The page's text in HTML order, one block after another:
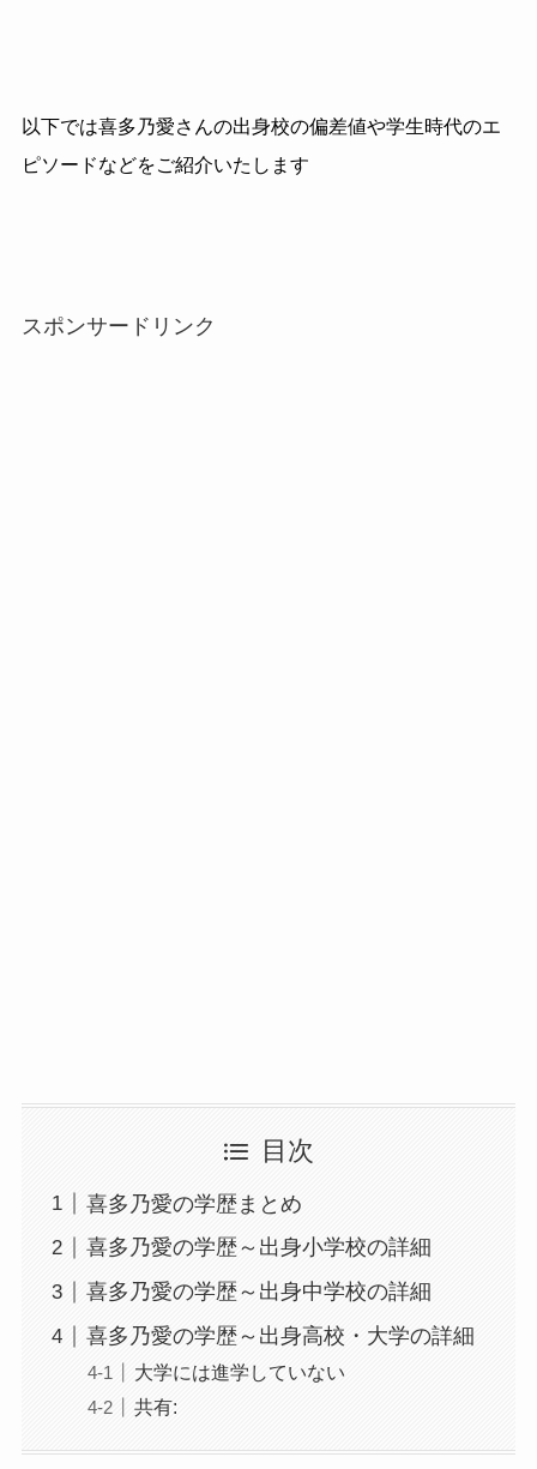
以下では喜多乃愛さんの出身校の偏差値や学生時代のエ
ピソードなどをご紹介いたします
スポンサードリンク
目次
喜多乃愛の学歴まとめ
喜多乃愛の学歴～出身小学校の詳細
喜多乃愛の学歴～出身中学校の詳細
喜多乃愛の学歴～出身高校・大学の詳細
大学には進学していない
共有: